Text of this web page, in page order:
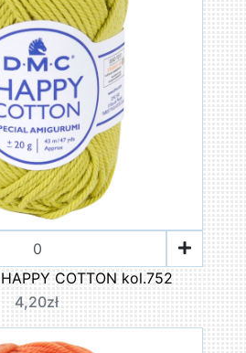
COTTON kol.752
4,20zł